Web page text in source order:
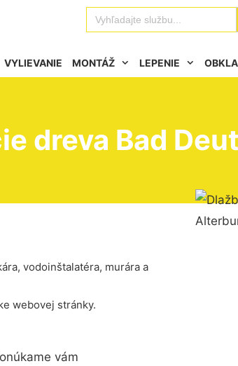
Search
for:
VYLIEVANIE MONTÁŽ LEPENIE
dreva Bad
vodoinštalatéra, murára a
webovej stránky.
vám